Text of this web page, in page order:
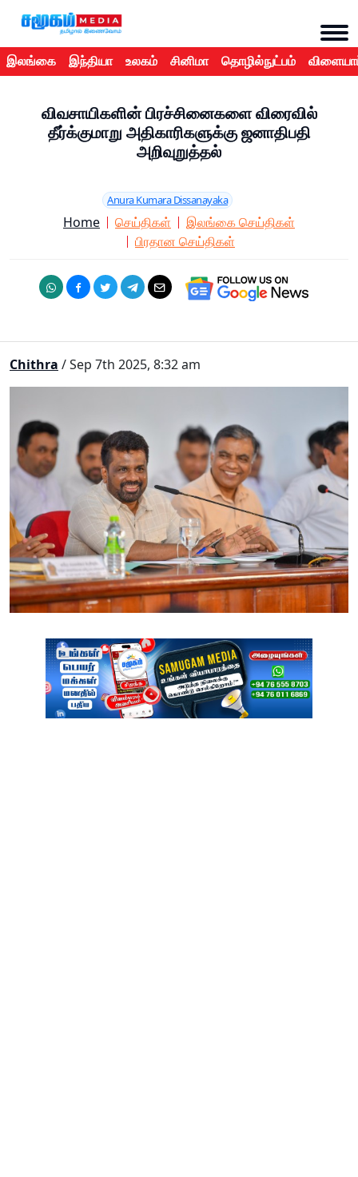
இலங்கை இந்தியா உலகம் சினிமா தொழில்நுட்பம்
விவசாயிகளின் பிரச்சினைகளை விரைவில்
தீர்க்குமாறு அதிகாரிகளுக்கு ஜனாதிபதி
அறிவுறுத்தல்
Anura Kumara Dissanayaka
Home செய்திகள்
இலங்கை செய்திகள்
பிரதான செய்திகள்
Chithra / Sep 7th 2025, 8:32 am